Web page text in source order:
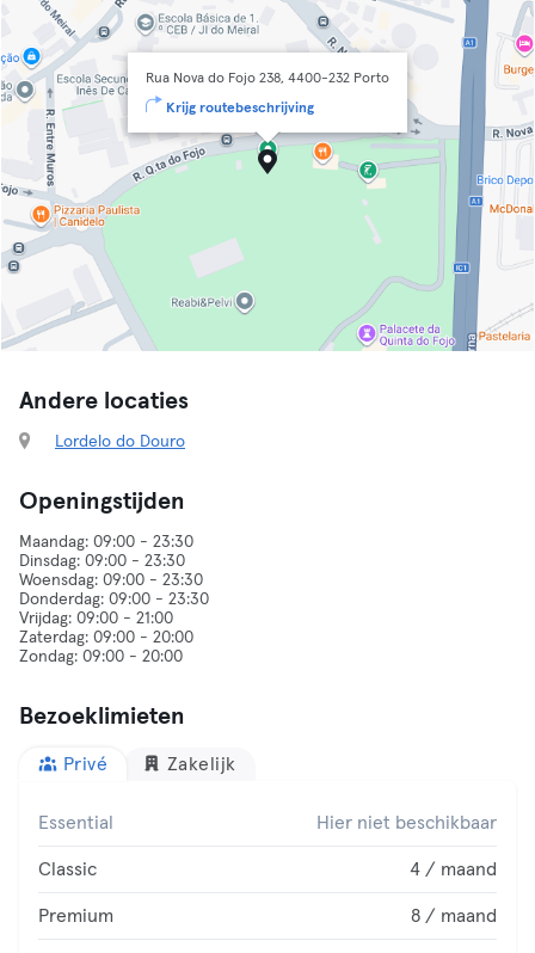
Rua Nova do Fojo 238, 4400-232 Porto
Krijg routebeschrijving
Andere locaties
Lordelo do Douro
Openingstijden
Maandag: 09:00 - 23:30
Dinsdag: 09:00 - 23:30
Woensdag: 09:00 - 23:30
Donderdag: 09:00 - 23:30
Vrijdag: 09:00 - 21:00
Zaterdag: 09:00 - 20:00
Bezoeklimieten
Privé Zakelijk
Essential Hier niet beschikbaar
Classic 4 / maand
Premium 8 / maand